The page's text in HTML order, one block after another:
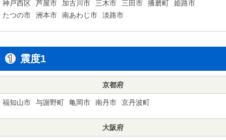
神戸西区
芦屋市 加古川市 三木市 三田市 播磨町
姫路市
たつの市
洲本市 南あわじ市 淡路市
震度1
京都府
福知山市 与謝野町 亀岡市 南丹市 京丹波町
大阪府